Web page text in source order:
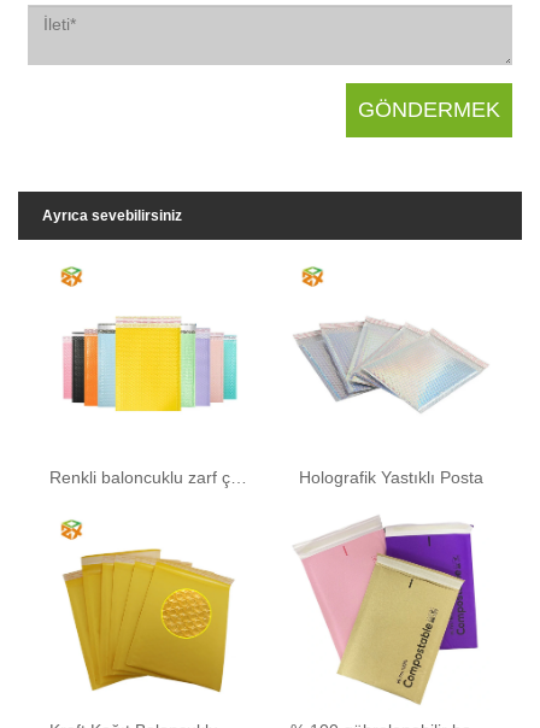
Ayrıca sevebilirsiniz
Renkli baloncuklu zarf çantası Holografik Yastıklı Posta